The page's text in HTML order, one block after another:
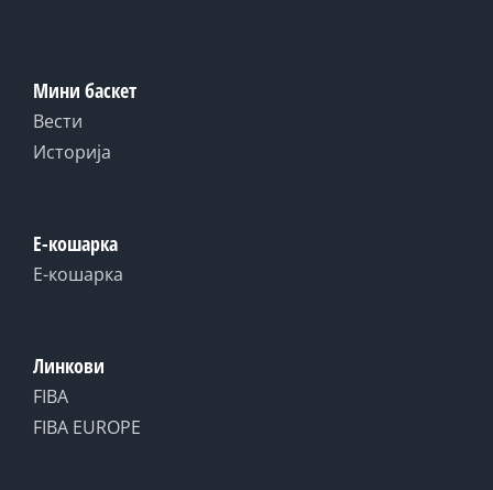
Мини баскет
Вести
Историја
Е-кошарка
Е-кошарка
Линкови
FIBA
FIBA EUROPE